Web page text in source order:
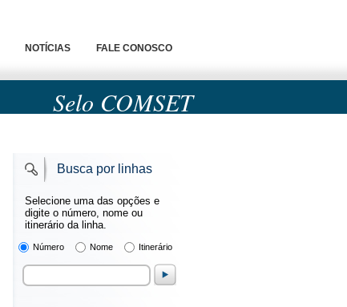
NOTÍCIAS FALE CONOSCO
Selo COMSET
Busca por linhas
Selecione uma das opções e
digite o número, nome ou
itinerário da linha.
Número Nome Itinerário